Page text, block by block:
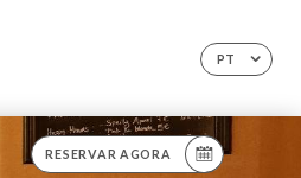
PT
RESERVAR AGORA